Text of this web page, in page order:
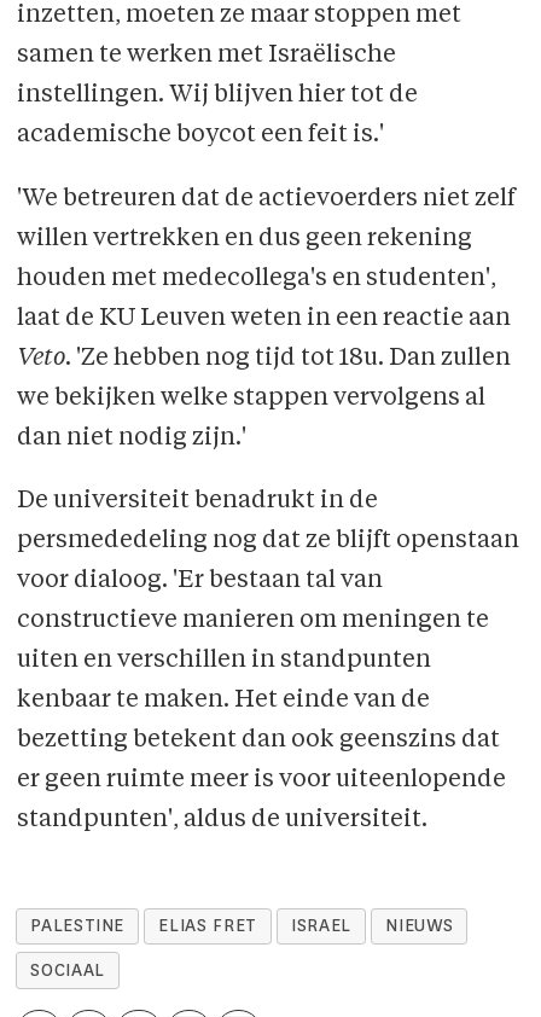
inzetten, moeten ze maar stoppen met
samen te werken met Israëlische
instellingen. Wij blijven hier tot de
academische boycot een feit is.'
'We betreuren dat de actievoerders niet zelf
willen vertrekken en dus geen rekening
houden met medecollega's en studenten',
laat de KU Leuven weten in een reactie aan
Veto. 'Ze hebben nog tijd tot 18u. Dan zullen
we bekijken welke stappen vervolgens al
dan niet nodig zijn.'
De universiteit benadrukt in de
persmededeling nog dat ze blijft openstaan
voor dialoog. 'Er bestaan tal van
constructieve manieren om meningen te
uiten en verschillen in standpunten
kenbaar te maken. Het einde van de
bezetting betekent dan ook geenszins dat
er geen ruimte meer is voor uiteenlopende
standpunten', aldus de universiteit.
PALESTINE ELIAS FRET ISRAEL NIEUWS
SOCIAAL